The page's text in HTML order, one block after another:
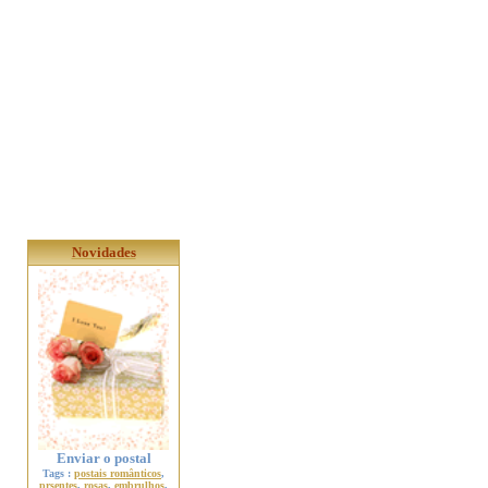
Novidades
Enviar o postal
Tags : postais românticos,
prsentes, rosas, embrulhos,